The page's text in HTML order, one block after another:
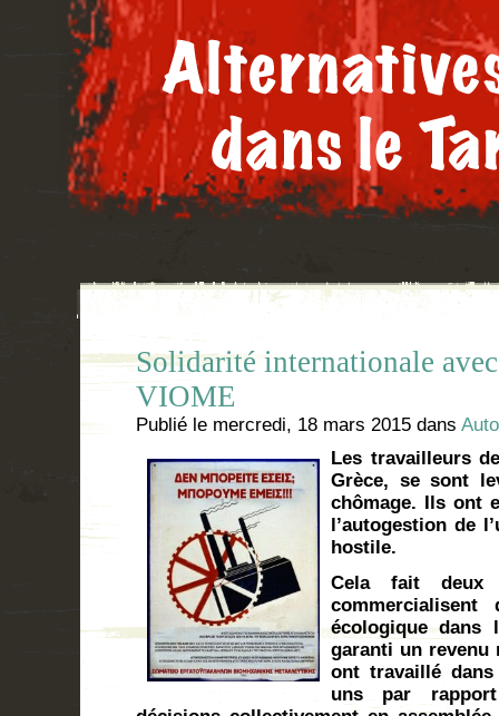
Solidarité internationale
VIOME
Publié le mercredi, 18 mars 2015 dans
Les travailleurs
Grèce, se sont
chômage. Ils ont
l’autogestion de
hostile.
Cela fait deux
écologique dans
garanti un revenu
ont travaillé
uns par